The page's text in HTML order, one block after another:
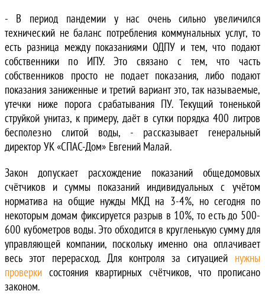
- В период пандемии у нас очень сильно увеличился
технический не баланс потребления коммунальных услуг, то
есть разница между показаниями ОДПУ и тем, что подают
собственники по ИПУ. Это связано с тем, что часть
собственников просто не подает показания, либо подают
показания заниженные и третий вариант это, так называемые,
утечки ниже порога срабатывания ПУ. Текущий тоненькой
струйкой унитаз, к примеру, даёт в сутки порядка 400 литров
бесполезно слитой воды, - рассказывает генеральный
директор УК «СПАС-Дом» Евгений Малай.
Закон допускает расхождение показаний общедомовых
счётчиков и суммы показаний индивидуальных с учётом
норматива на общие нужды МКД на 3-4%, но сегодня по
некоторым домам фиксируется разрыв в 10%, то есть до 500-
600 кубометров воды. Это обходится в кругленькую сумму для
управляющей компании, поскольку именно она оплачивает
весь этот перерасход. Для контроля за ситуацией нужны
проверки состояния квартирных счётчиков, что прописано
законом.